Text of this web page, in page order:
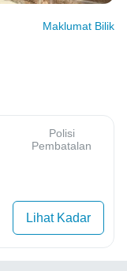
Maklumat Bilik
Polisi
Pembatalan
Lihat Kadar